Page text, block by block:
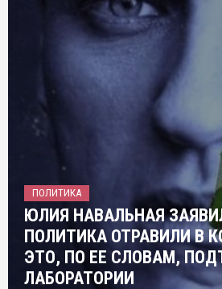
ПОЛИТИКА
ЮЛИЯ НАВАЛЬНАЯ
ПОЛИТИКА ОТРАВИЛИ В
ЭТО, ПО ЕЕ СЛОВАМ,
ЛАБОРАТОРИИ